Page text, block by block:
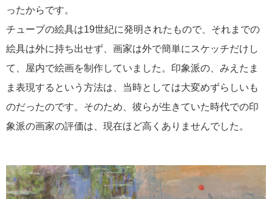
ったからです。
チューブの絵具は19世紀に発明されたもので、それまでの
絵具は外に持ち出せず、画家は外で簡単にスケッチだけし
て、屋内で絵画を制作していました。印象派の、みえたま
ま表現するという方法は、当時としては大変めずらしいも
のだったのです。そのため、彼らが生きていた時代での印
象派の画家の評価は、現在ほど高くありませんでした。